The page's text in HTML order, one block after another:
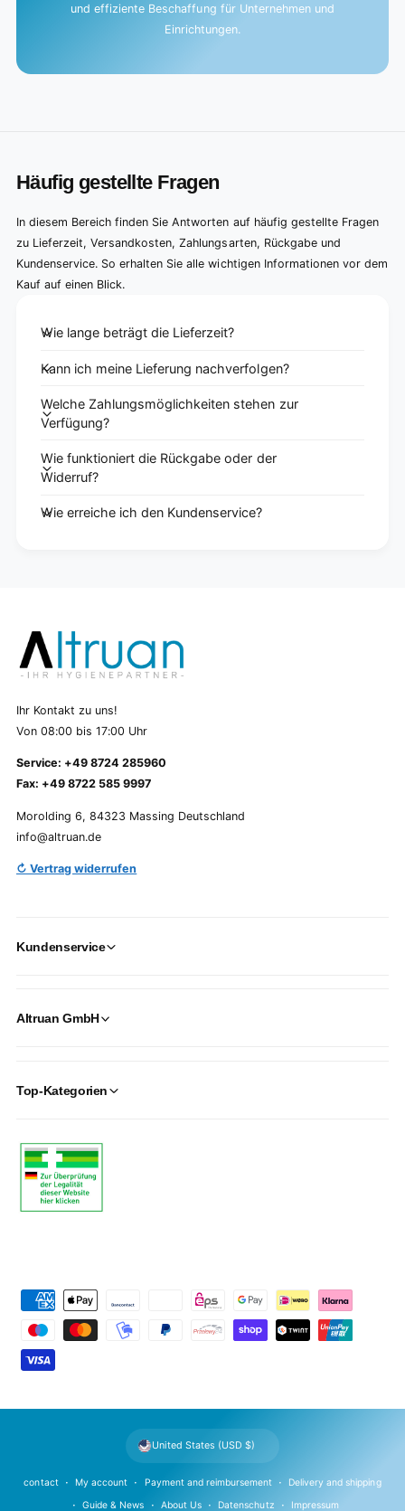
und effiziente Beschaffung für Unternehmen und
Einrichtungen.
Häufig gestellte Fragen
In diesem Bereich finden Sie Antworten auf häufig gestellte Fragen
zu Lieferzeit, Versandkosten, Zahlungsarten, Rückgabe und
Kundenservice. So erhalten Sie alle wichtigen Informationen vor dem
Kauf auf einen Blick.
Wie lange beträgt die Lieferzeit?
Kann ich meine Lieferung nachverfolgen?
Welche Zahlungsmöglichkeiten stehen zur
Verfügung?
Wie funktioniert die Rückgabe oder der
Widerruf?
Wie erreiche ich den Kundenservice?
Ihr Kontakt zu uns!
Von 08:00 bis 17:00 Uhr
Service: +49 8724 285960
Fax: +49 8722 585 9997
Morolding 6, 84323 Massing Deutschland
info@altruan.de
↻ Vertrag widerrufen
Kundenservice
Altruan GmbH
Top-Kategorien
m
n
contact My account Payment and reimbursement Delivery and shipping
Guide & News About Us Datenschutz Impressum
United States (USD $)